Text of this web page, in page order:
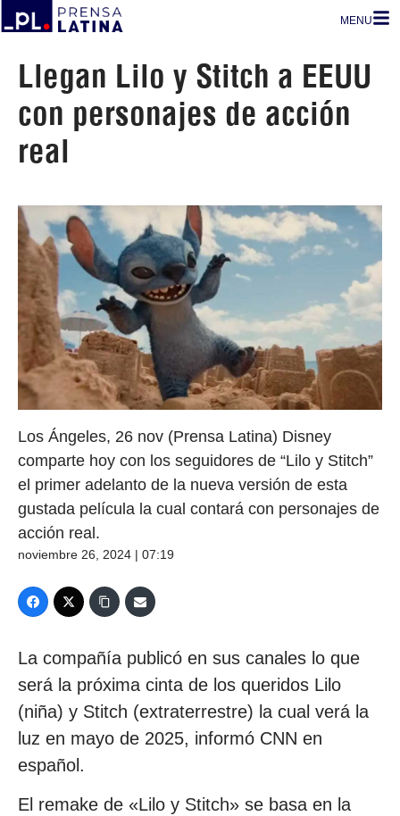
MENU
Llegan Lilo y Stitch a EEUU
con personajes de acción
real
Los Ángeles, 26 nov (Prensa Latina) Disney
comparte hoy con los seguidores de “Lilo y Stitch”
el primer adelanto de la nueva versión de esta
gustada película la cual contará con personajes de
acción real.
noviembre 26, 2024 | 07:19
La compañía publicó en sus canales lo que
será la próxima cinta de los queridos Lilo
(niña) y Stitch (extraterrestre) la cual verá la
luz en mayo de 2025, informó CNN en
español.
El remake de «Lilo y Stitch» se basa en la